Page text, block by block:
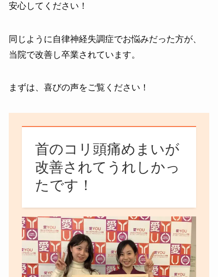
安心してください！
同じように自律神経失調症でお悩みだった方が、
当院で改善し卒業されています。
まずは、喜びの声をご覧ください！
首のコリ頭痛めまいが
改善されてうれしかっ
たです！